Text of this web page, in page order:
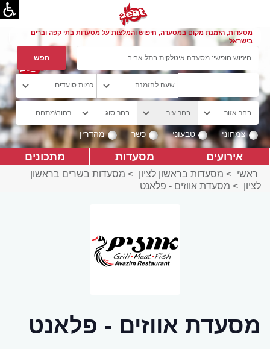
מסעדות, הזמנת מקום במסעדה, חיפוש והמלצות על מסעדות בתי קפה וברים
בישראל
צמחוני טבעוני כשר מהדרין
אירועים מסעדות מתכונים
ראשי > מסעדות בראשון לציון > מסעדות בשרים בראשון
לציון > מסעדת אווזים - פלאנט
מסעדת אווזים - פלאנט